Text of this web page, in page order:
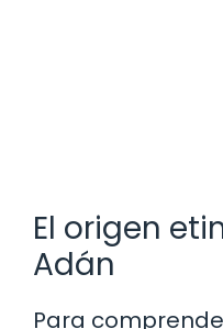
El origen
Adán
Para